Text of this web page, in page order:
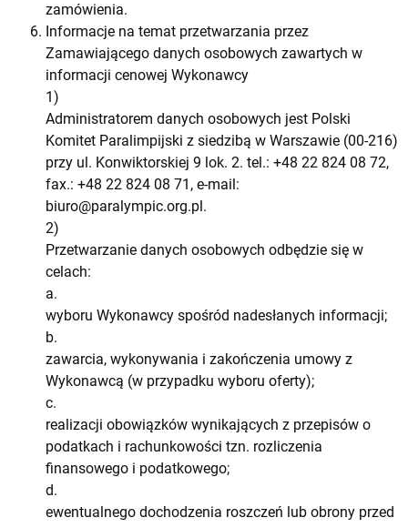
zamówienia.
Informacje na temat przetwarzania przez
Zamawiającego danych osobowych zawartych w
informacji cenowej Wykonawcy
1)
Administratorem danych osobowych jest Polski
Komitet Paralimpijski z siedzibą w Warszawie (00-216)
przy ul. Konwiktorskiej 9 lok. 2. tel.: +48 22 824 08 72,
fax.: +48 22 824 08 71, e-mail:
biuro@paralympic.org.pl.
2)
Przetwarzanie danych osobowych odbędzie się w
celach:
a.
wyboru Wykonawcy spośród nadesłanych informacji;
b.
zawarcia, wykonywania i zakończenia umowy z
Wykonawcą (w przypadku wyboru oferty);
c.
realizacji obowiązków wynikających z przepisów o
podatkach i rachunkowości tzn. rozliczenia
finansowego i podatkowego;
d.
ewentualnego dochodzenia roszczeń lub obrony przed